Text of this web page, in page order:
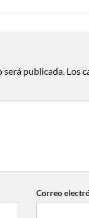
será publicada. Los
Correo